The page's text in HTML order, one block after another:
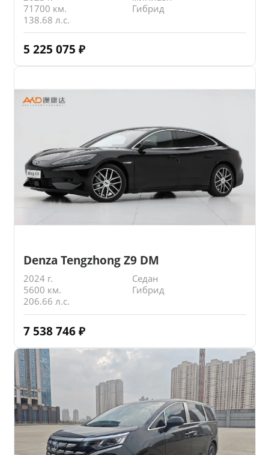
71700 км.
Гибрид
138.68 л.с.
5 225 075 ₽
Denza Tengzhong Z9 DM
2024 г.
Седан
5600 км.
Гибрид
206.66 л.с.
7 538 746 ₽